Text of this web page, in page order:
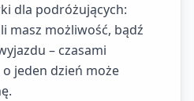
dla podróżujących:
masz możliwość, bądź
– czasami
jeden dzień może